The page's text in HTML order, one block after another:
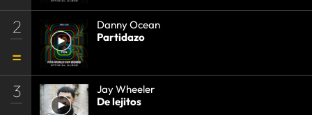
2
Danny Ocean
Partidazo
3
Jay Wheeler
De lejitos